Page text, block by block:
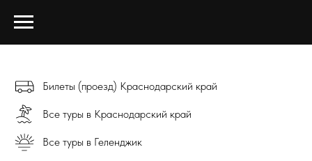
Билеты (проезд) Краснодарский край
Все туры в Краснодарский край
Все туры в Геленджик